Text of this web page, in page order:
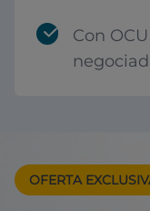
Con
OFERTA